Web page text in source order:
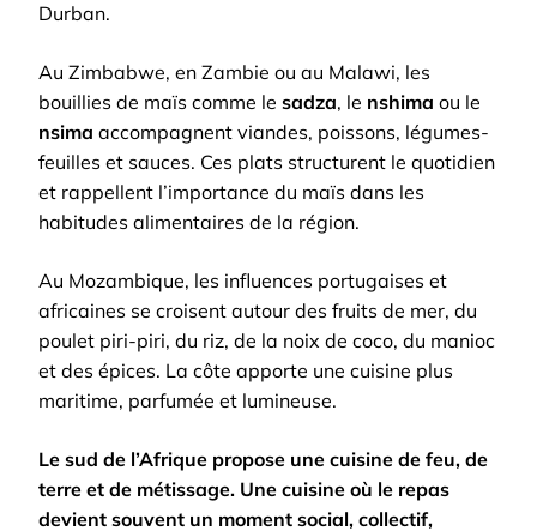
Durban.
Au Zimbabwe, en Zambie ou au Malawi, les
bouillies de maïs comme le sadza, le nshima ou le
nsima accompagnent viandes, poissons, légumes-
feuilles et sauces. Ces plats structurent le quotidien
et rappellent l’importance du maïs dans les
habitudes alimentaires de la région.
Au Mozambique, les influences portugaises et
africaines se croisent autour des fruits de mer, du
poulet piri-piri, du riz, de la noix de coco, du manioc
et des épices. La côte apporte une cuisine plus
maritime, parfumée et lumineuse.
Le sud de l’Afrique propose une cuisine de feu, de
terre et de métissage. Une cuisine où le repas
devient souvent un moment social, collectif,